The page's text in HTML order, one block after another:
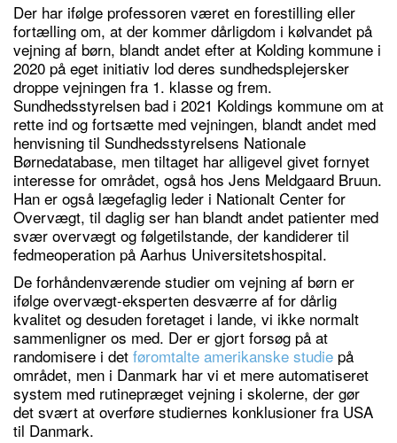
Der har ifølge professoren været en forestilling eller
fortælling om, at der kommer dårligdom i kølvandet på
vejning af børn, blandt andet efter at Kolding kommune i
2020 på eget initiativ lod deres sundhedsplejersker
droppe vejningen fra 1. klasse og frem.
Sundhedsstyrelsen bad i 2021 Koldings kommune om at
rette ind og fortsætte med vejningen, blandt andet med
henvisning til Sundhedsstyrelsens Nationale
Børnedatabase, men tiltaget har alligevel givet fornyet
interesse for området, også hos Jens Meldgaard Bruun.
Han er også lægefaglig leder i Nationalt Center for
Overvægt, til daglig ser han blandt andet patienter med
svær overvægt og følgetilstande, der kandiderer til
fedmeoperation på Aarhus Universitetshospital.
De forhåndenværende studier om vejning af børn er
ifølge overvægt-eksperten desværre af for dårlig
kvalitet og desuden foretaget i lande, vi ikke normalt
sammenligner os med. Der er gjort forsøg på at
randomisere i det føromtalte amerikanske studie på
området, men i Danmark har vi et mere automatiseret
system med rutinepræget vejning i skolerne, der gør
det svært at overføre studiernes konklusioner fra USA
til Danmark.